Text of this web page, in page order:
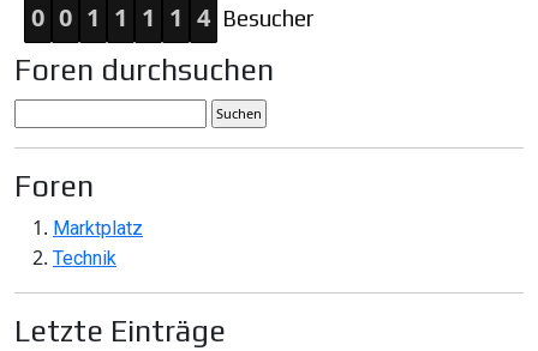
0 0 1 1 1 1 4 Besucher
Foren durchsuchen
Foren
Marktplatz
Technik
Letzte Einträge